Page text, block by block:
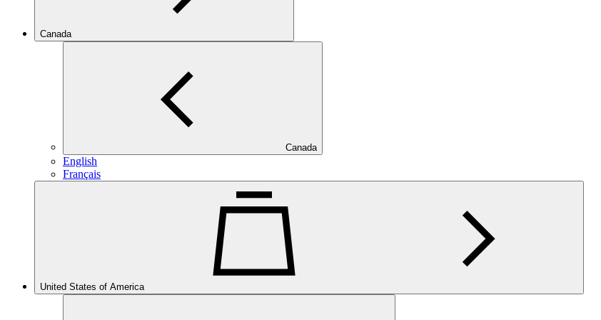
Canada
Canada
English
Français
United States of America